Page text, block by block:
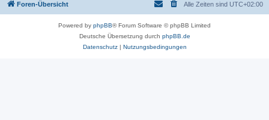
Foren-Übersicht Alle Zeiten sind UTC+02:00
Powered by phpBB® Forum Software © phpBB Limited
Deutsche Übersetzung durch phpBB.de
Datenschutz| Nutzungsbedingungen